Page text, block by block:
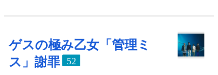
ゲスの極み乙女「管理ミ
ス」謝罪
52